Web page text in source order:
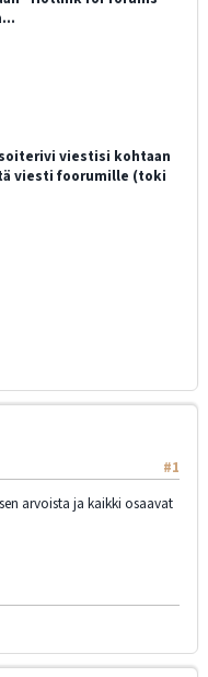
viestisi kohtaan
viesti foorumille (toki
#1
arvoista ja kaikki osaavat